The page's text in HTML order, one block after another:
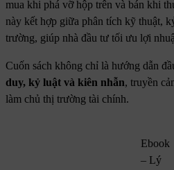
mua khi phá vỡ hộp trên và bán khi
này kết hợp giữa phân tích kỹ thuật,
trường, giúp nhà đầu tư tối ưu lợi
Cuốn sách không chỉ là hướng dẫn
duy, kỷ luật và kiên nhẫn, truyền
làm chủ thị trường tài chính.
Ebook
– Lý